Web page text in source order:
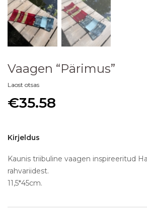
Vaagen “Pärimus”
Laost otsas
€35.58
Kirjeldus
Kaunis triibuline vaagen inspireeritud
rahvariidest.
11,5*45cm.